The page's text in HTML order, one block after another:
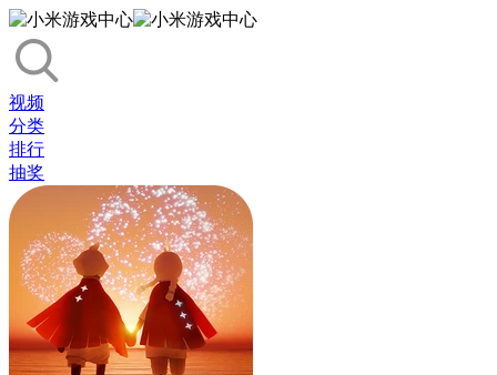
视频
分类
排行
抽奖